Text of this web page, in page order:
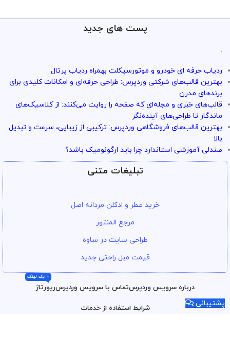
پست های جدید
.
ردیاب حرفه ای خودرو و موتورسیکلت بهمراه ردیاب پرتال
بهترین قالب‌های شرکتی وردپرس: طراحی حرفه‌ای و امکانات کلیدی برای
برندهای مدرن
قالب‌های خبری و مجله‌ای که صفحه را روایت می‌کنند: از کلاسیک‌های
ماندگار تا طراحی‌های آینده‌نگر
بهترین قالب‌های فروشگاهی وردپرس: ترکیبی از زیبایی، سرعت و تبدیل
بالا
صندلی آموزشی استاندارد چرا باید ارگونومیک باشد؟
تبلیغات متنی
خرید عطر و ادکلن مردانه اصل
مرجع المنتور
طراحی سایت در ساوه
قیمت مبل راحتی جدید
درباره سرویس وردپرستماس با سرویس وردپرسرپورتاژ
+ بک لینک
شرایط استفاده از خدمات پشتیبانی